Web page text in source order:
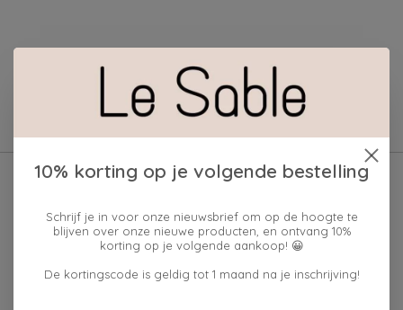
Geen producten gevonden!
10% korting op je volgende bestelling
Schrijf je in voor onze nieuwsbrief om op de hoogte te
blijven over onze nieuwe producten, en ontvang 10%
korting op je volgende aankoop! 😀
De kortingscode is geldig tot 1 maand na je inschrijving!